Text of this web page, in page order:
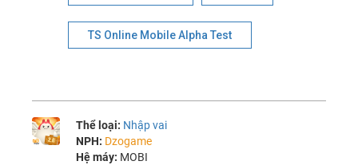
TS Online Mobile Alpha Test
Thể loại: Nhập vai
NPH: Dzogame
Hệ máy: MOBI